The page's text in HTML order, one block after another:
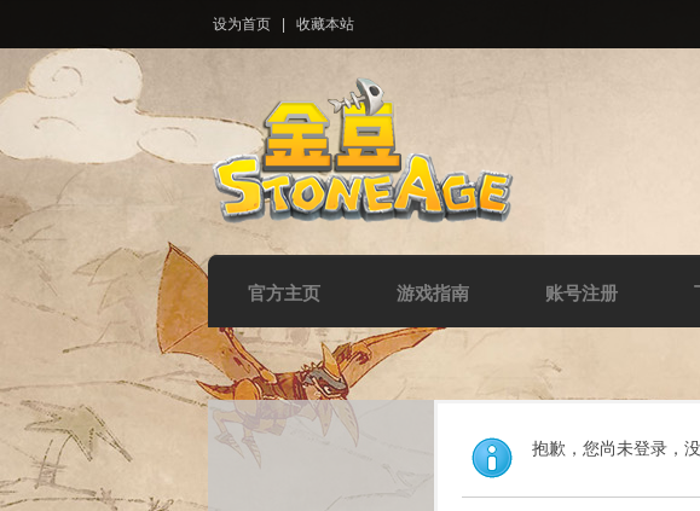
设为首页 收藏本站
官方主页 游戏指南 账号注册
抱歉，您尚未登录，